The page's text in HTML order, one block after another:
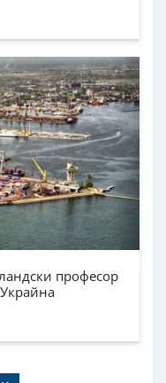
професор